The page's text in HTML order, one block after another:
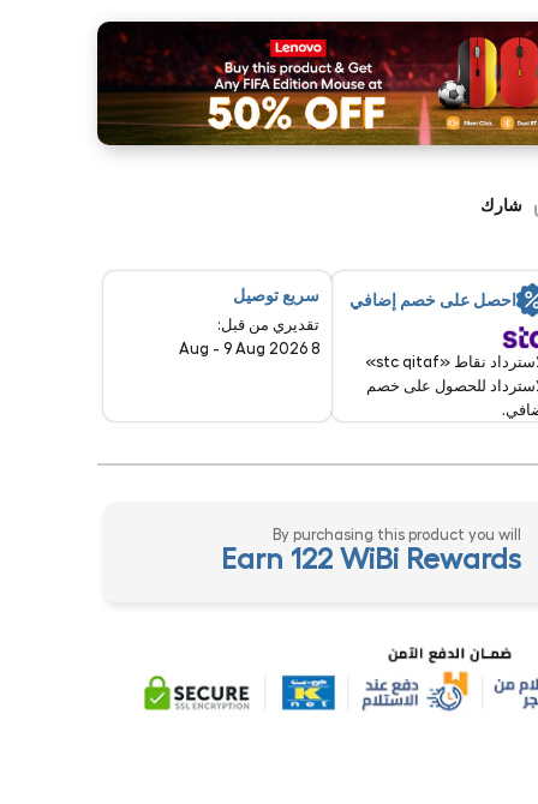
شارك
احصل على خصم إضافي
الاسترداد نقاط «stc qitaf»
للحصول على خصم
سريع توصيل
تقديري من قبل:
8 Aug - 9 Aug 2026
By purchasing this product you will
Earn 122 WiBi Rewards